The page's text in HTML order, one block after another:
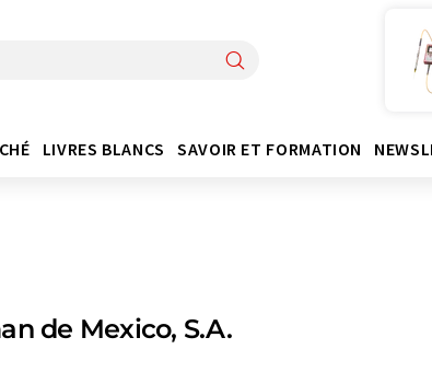
LIVRES BLANCS SAVOIR ET FORMATION
de Mexico, S.A.